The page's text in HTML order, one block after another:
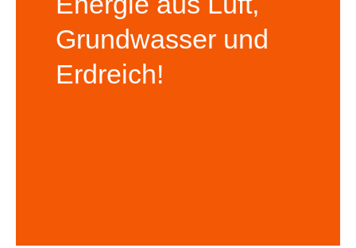
Grundwasser und
Erdreich!
Nehmen Sie mit
uns Kontakt auf
Wir beraten Sie gerne zu Wärmepumpen in